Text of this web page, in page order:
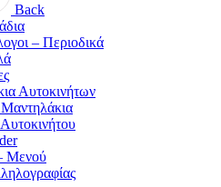
Back
– Περιοδικά
Αυτοκινήτων
Μενού